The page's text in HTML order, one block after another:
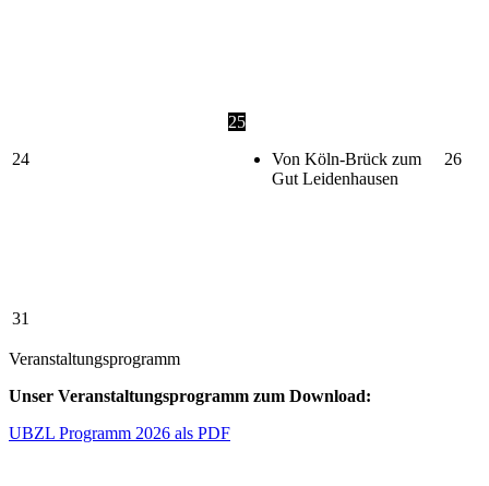
24
25
Von Köln-Brück zum
Gut Leidenhausen
26
31
Veranstaltungsprogramm
Unser Veranstaltungsprogramm zum Download:
UBZL Programm 2026 als PDF